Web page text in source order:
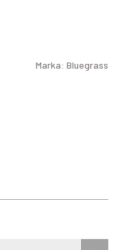
Marka: Bluegrass